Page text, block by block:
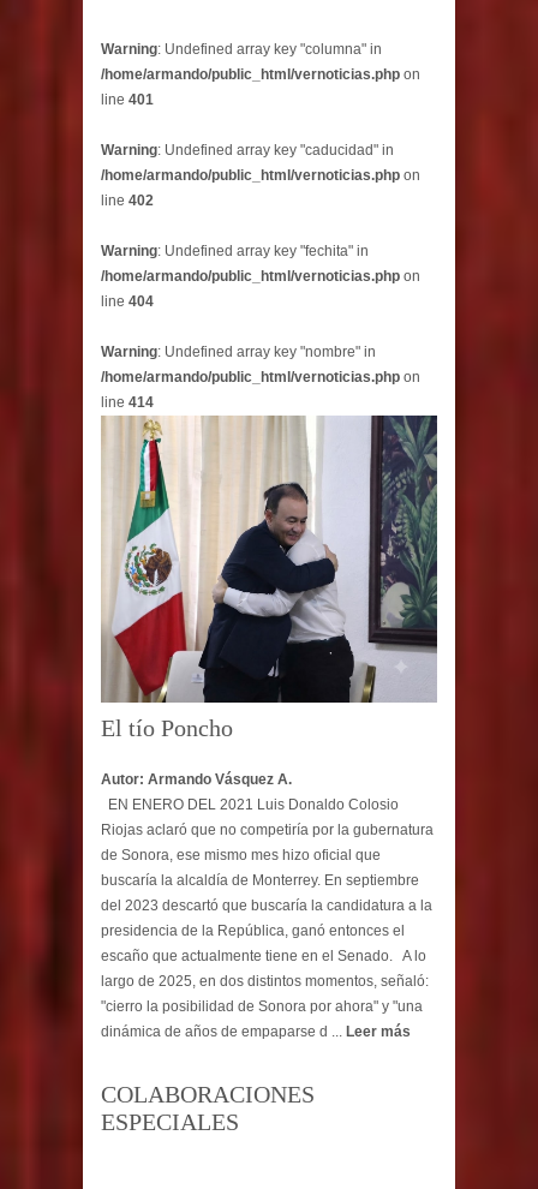
Warning: Undefined array key "columna" in
/home/armando/public_html/vernoticias.php on
line 401
Warning: Undefined array key "caducidad" in
/home/armando/public_html/vernoticias.php on
line 402
Warning: Undefined array key "fechita" in
/home/armando/public_html/vernoticias.php on
line 404
Warning: Undefined array key "nombre" in
/home/armando/public_html/vernoticias.php on
line 414
El tío Poncho
Autor: Armando Vásquez A.
EN ENERO DEL 2021 Luis Donaldo Colosio
Riojas aclaró que no competiría por la gubernatura
de Sonora, ese mismo mes hizo oficial que
buscaría la alcaldía de Monterrey. En septiembre
del 2023 descartó que buscaría la candidatura a la
presidencia de la República, ganó entonces el
escaño que actualmente tiene en el Senado. A lo
largo de 2025, en dos distintos momentos, señaló:
"cierro la posibilidad de Sonora por ahora" y "una
dinámica de años de empaparse d ... Leer más
COLABORACIONES
ESPECIALES